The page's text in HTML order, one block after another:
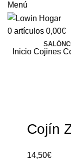
Menú
0 artículos 0,00€
SALÓN
Inicio Cojines
Cojín
14,50€